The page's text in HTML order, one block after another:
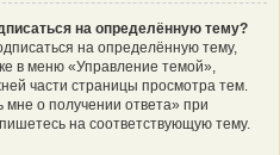
на определённую тему?
на определённую тему,
в меню «Управление темой»,
части страницы просмотра тем.
мне о получении ответа» при
на соответствующую тему.